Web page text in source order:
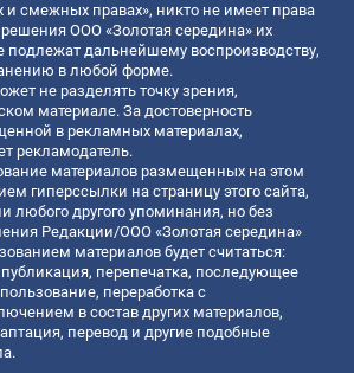
и смежных правах», никто не имеет права
ООО «Золотая середина» их
подлежат дальнейшему воспроизводству,
в любой форме.
не разделять точку зрения,
материале. За достоверность
в рекламных материалах,
рекламодатель.
материалов размещенных на этом
гиперссылки на страницу этого сайта,
любого другого упоминания, но без
Редакции/ООО «Золотая середина»
материалов будет считаться:
перепечатка, последующее
переработка с
в состав других материалов,
перевод и другие подобные